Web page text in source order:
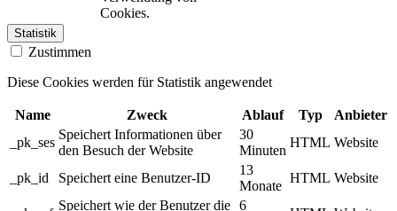
Cookies.
Statistik
Zustimmen
Diese Cookies werden für Statistik angewendet
Name Zweck Ablauf Typ
Anbieter
_pk_ses
Speichert Informationen über
den Besuch der Website
30
Minuten
HTML Website
_pk_id Speichert eine Benutzer-ID
13
Monate
HTML Website
Speichert wie der Benutzer die 6